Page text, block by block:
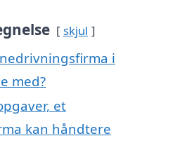
skjul
i
med?
et
kan håndtere